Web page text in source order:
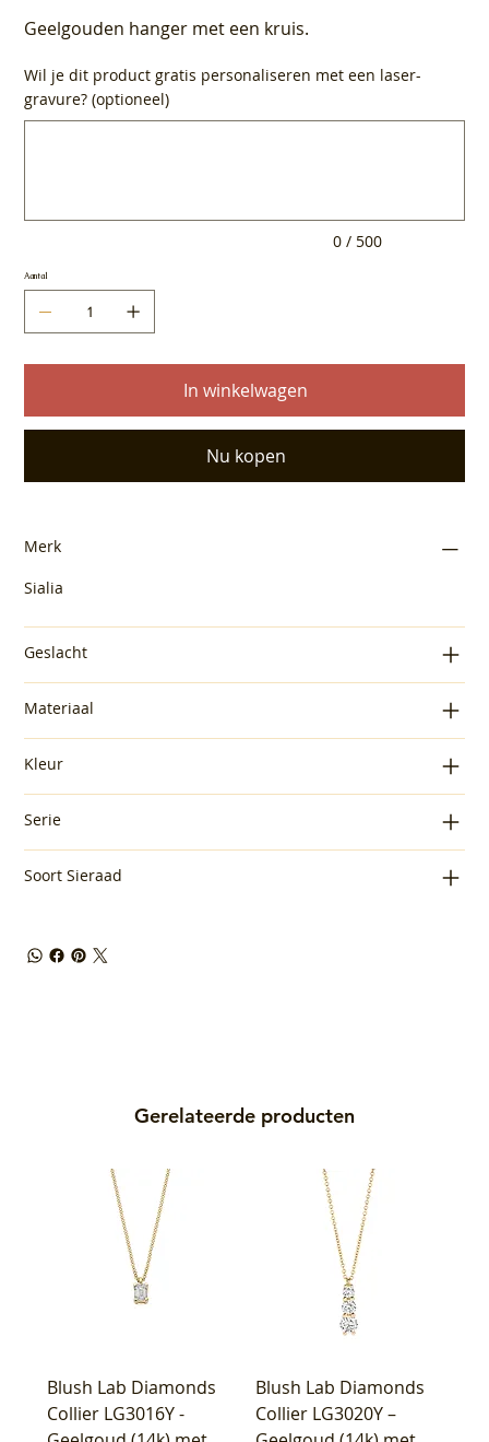
Geelgouden hanger met een kruis.
Wil je dit product gratis personaliseren met een laser-
gravure? (optioneel)
0 / 500
Aantal
In winkelwagen
Nu kopen
Merk
Sialia
Geslacht
Materiaal
Kleur
Serie
Soort Sieraad
Gerelateerde producten
Blush Lab Diamonds
Collier LG3016Y -
Blush Lab Diamonds
Collier LG3020Y –